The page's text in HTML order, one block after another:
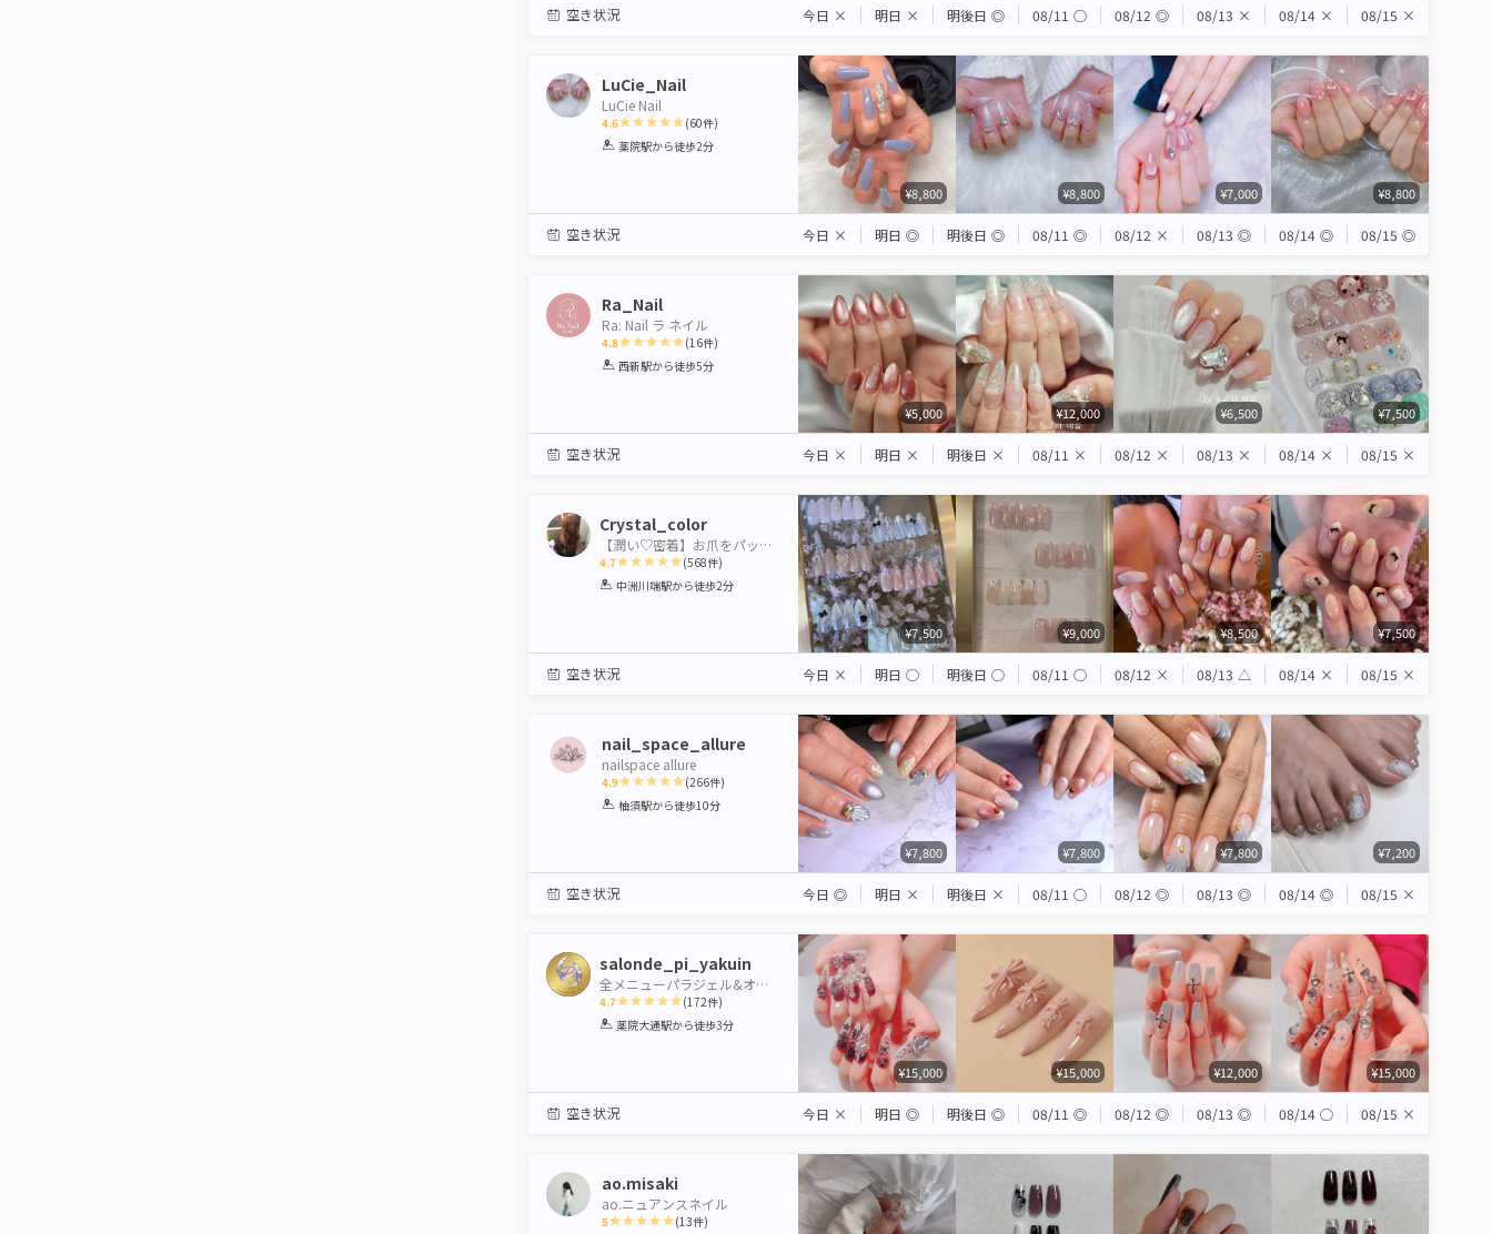
空き状況 今日 × 明日 × 明後日 ◎ 08/11 ◯ 08/12 ◎ 08/13 × 08/14 × 08/15 ×
LuCie_Nail
LuCie Nail
4.6
1 2 3 4 5
(60件)
薬院駅から徒歩2分
¥8,800 ¥8,800 ¥7,000 ¥8,800
空き状況 今日 × 明日 ◎ 明後日 ◎ 08/11 ◎ 08/12 × 08/13 ◎ 08/14 ◎ 08/15 ◎
Ra_Nail
Ra: Nail ラ ネイル
4.8
1 2 3 4 5
(16件)
西新駅から徒歩5分
¥5,000 ¥12,000 ¥6,500 ¥7,500
空き状況 今日 × 明日 × 明後日 × 08/11 × 08/12 × 08/13 × 08/14 × 08/15 ×
Crystal_color
【潤い♡密着】お爪をパックする.・✨ ケラチン配合ジェル使用
4.7
1 2 3 4 5
(568件)
中洲川端駅から徒歩2分
¥7,500 ¥9,000 ¥8,500 ¥7,500
空き状況 今日 × 明日 ◯ 明後日 ◯ 08/11 ◯ 08/12 × 08/13 △ 08/14 × 08/15 ×
nail_space_allure
nailspace allure
4.9
1 2 3 4 5
(266件)
柚須駅から徒歩10分
¥7,800 ¥7,800 ¥7,800 ¥7,200
空き状況 今日 ◎ 明日 × 明後日 × 08/11 ◯ 08/12 ◎ 08/13 ◎ 08/14 ◎ 08/15 ×
salonde_pi_yakuin
全メニューパラジェル&オフ無料♡salon de Pi薬院
4.7
1 2 3 4 5
(172件)
薬院大通駅から徒歩3分
¥15,000 ¥15,000 ¥12,000 ¥15,000
空き状況 今日 × 明日 ◎ 明後日 ◎ 08/11 ◎ 08/12 ◎ 08/13 ◎ 08/14 ◯ 08/15 ×
ao.misaki
ao.ニュアンスネイル
5 (13件)